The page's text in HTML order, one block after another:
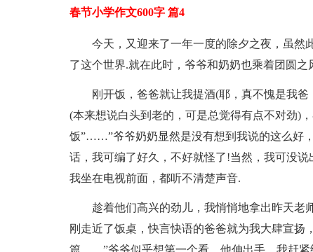
春节小学作文600字 篇4
今天，又迎来了一年一度的除夕之夜，虽然
了这个世界.就在此时，爷爷和奶奶也乘着团圆之
刚开饭，爸爸就让我提酒(耶，真不愧是我
(本来想说白头到老的，可是总觉得有点不对劲)
饭”……”爷爷奶奶显然是没有想到我说的这么好
话，我可编了好久，不好就怪了!当然，我可没
我坐在电视前面，都听不清楚声音.
趁着他们高兴的劲儿，我悄悄地拿出昨天老
刚走近了饭桌，快言快语的爸爸就为我大肆宣扬
篇……”爷爷似乎想第一个看，他伸出手，我赶紧